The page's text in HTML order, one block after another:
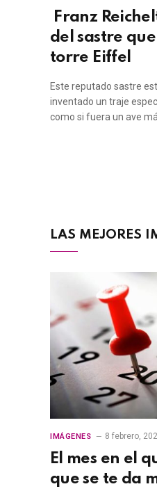
Franz
del sastre
torre Eiffel
Este reputado sastre
inventado un traje
como si fuera un ave
LAS MEJORES
IMÁGENES 8 febrero,
El mes en el
que se te da